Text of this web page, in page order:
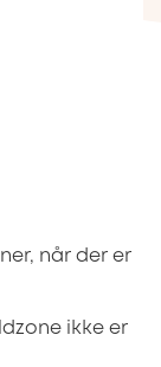
når der er
ikke er